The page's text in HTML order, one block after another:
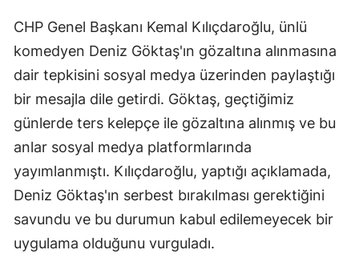
CHP Genel Başkanı Kemal Kılıçdaroğlu, ünlü
komedyen Deniz Göktaş'ın gözaltına alınmasına
dair tepkisini sosyal medya üzerinden paylaştığı
bir mesajla dile getirdi. Göktaş, geçtiğimiz
günlerde ters kelepçe ile gözaltına alınmış ve bu
anlar sosyal medya platformlarında
yayımlanmıştı. Kılıçdaroğlu, yaptığı açıklamada,
Deniz Göktaş'ın serbest bırakılması gerektiğini
savundu ve bu durumun kabul edilemeyecek bir
uygulama olduğunu vurguladı.